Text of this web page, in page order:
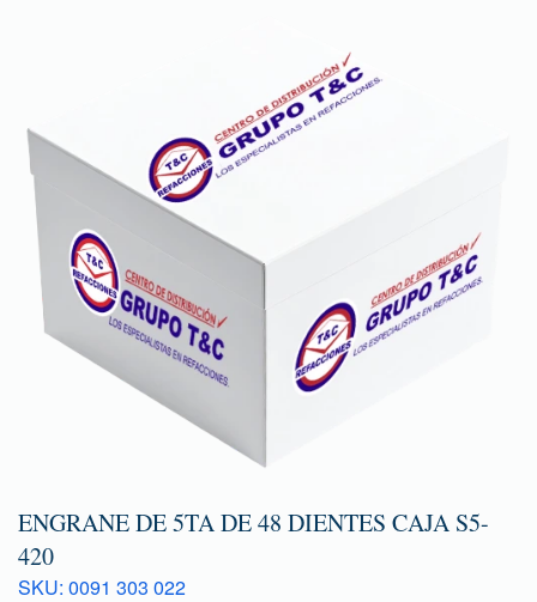
ENGRANE DE 5TA DE 48 DIENTES CAJA S5-
420
SKU: 0091 303 022